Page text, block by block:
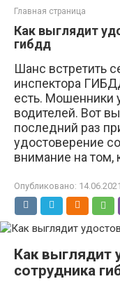
Главная страница
Как выглядит
гибдд
Шанс встретить
инспектора
есть. Мошенники
водителей. Вот
последний раз
удостоверение
внимание на том,
Опубликовано: 14.06.2021
Как выглядит
сотрудника